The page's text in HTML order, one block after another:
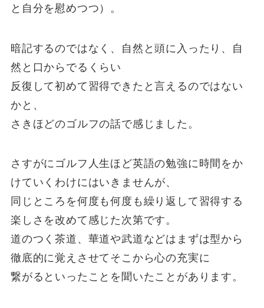
と自分を慰めつつ）。
暗記するのではなく、自然と頭に入ったり、自
然と口からでるくらい
反復して初めて習得できたと言えるのではない
かと、
さきほどのゴルフの話で感じました。
さすがにゴルフ人生ほど英語の勉強に時間をか
けていくわけにはいきませんが、
同じところを何度も何度も繰り返して習得する
楽しさを改めて感じた次第です。
道のつく茶道、華道や武道などはまずは型から
徹底的に覚えさせてそこから心の充実に
繋がるといったことを聞いたことがあります。